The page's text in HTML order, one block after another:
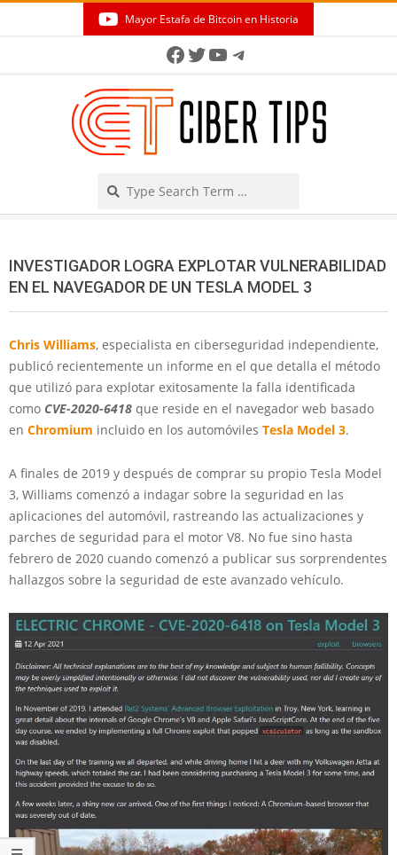
Mayor Estafa de Bitcoin en Historia
Facebook
Twitter
YouTube
Telegram
INVESTIGADOR LOGRA EXPLOTAR VULNERABILIDAD
EN EL NAVEGADOR DE UN TESLA MODEL 3
Chris Williams, especialista en ciberseguridad independiente,
publicó recientemente un informe en el que detalla el método
que utilizó para explotar exitosamente la falla identificada
como CVE-2020-6418 que reside en el navegador web basado
en Chromium incluido en los automóviles Tesla Model 3.
A finales de 2019 y después de comprar su propio Tesla Model
3, Williams comenzó a indagar sobre la seguridad en las
aplicaciones del automóvil, rastreando las actualizaciones y
parches de seguridad para el motor V8. No fue sino hasta
febrero de 2020 cuando comenzó a publicar sus sorprendentes
hallazgos sobre la seguridad de este avanzado vehículo.